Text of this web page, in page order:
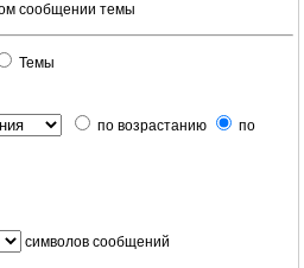
сообщении темы
Темы
по возрастанию
по
символов сообщений